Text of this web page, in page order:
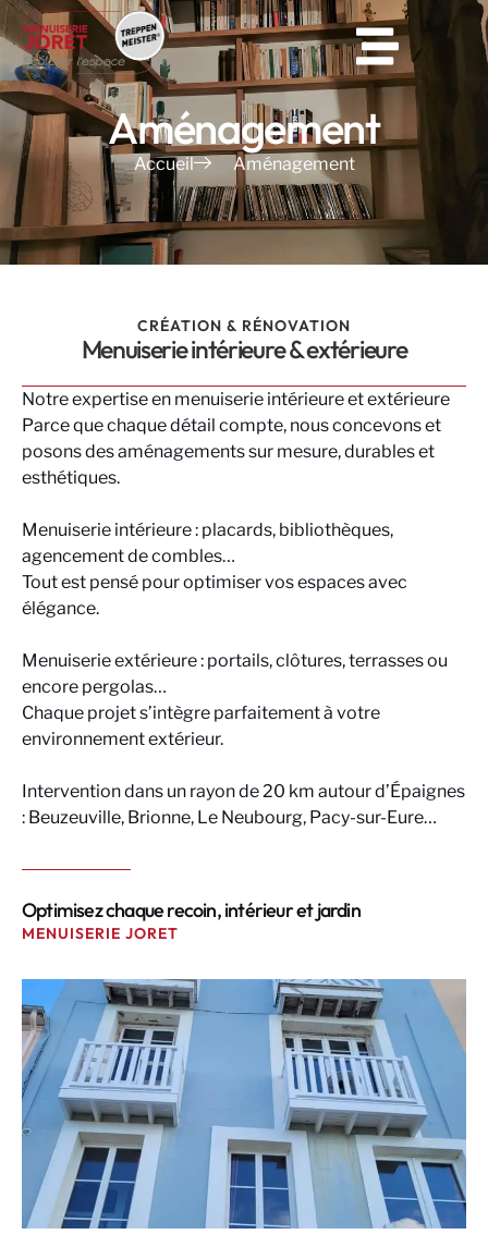
Aménagement
Accueil Aménagement
CRÉATION & RÉNOVATION
Menuiserie intérieure & extérieure
Notre expertise en menuiserie intérieure et extérieure
Parce que chaque détail compte, nous concevons et
posons des aménagements sur mesure, durables et
esthétiques.
Menuiserie intérieure : placards, bibliothèques,
agencement de combles…
Tout est pensé pour optimiser vos espaces avec
élégance.
Menuiserie extérieure : portails, clôtures, terrasses ou
encore pergolas…
Chaque projet s’intègre parfaitement à votre
environnement extérieur.
Intervention dans un rayon de 20 km autour d’Épaignes
: Beuzeuville, Brionne, Le Neubourg, Pacy-sur-Eure…
Optimisez chaque recoin, intérieur et jardin
MENUISERIE JORET